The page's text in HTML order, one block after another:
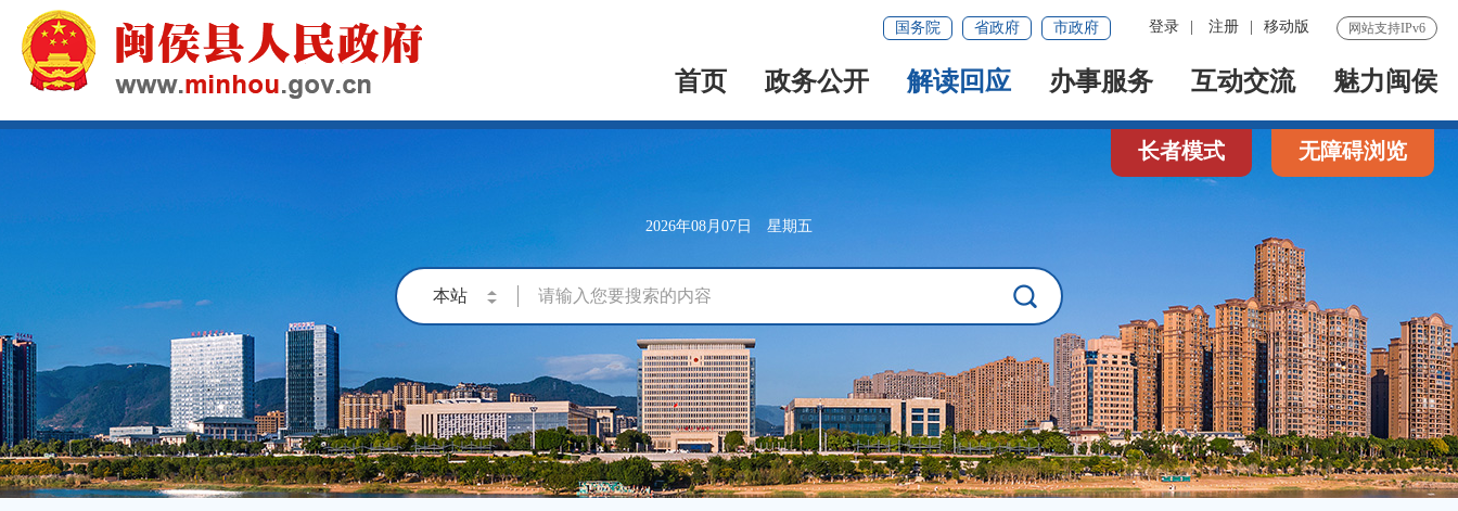
网站支持IPv6
登录 注册 移动版
国务院 省政府 市政府
首页 政务公开 解读回应 办事服务 互动交流 魅力闽侯
2026年08月07日 星期五
长者模式 无障碍浏览